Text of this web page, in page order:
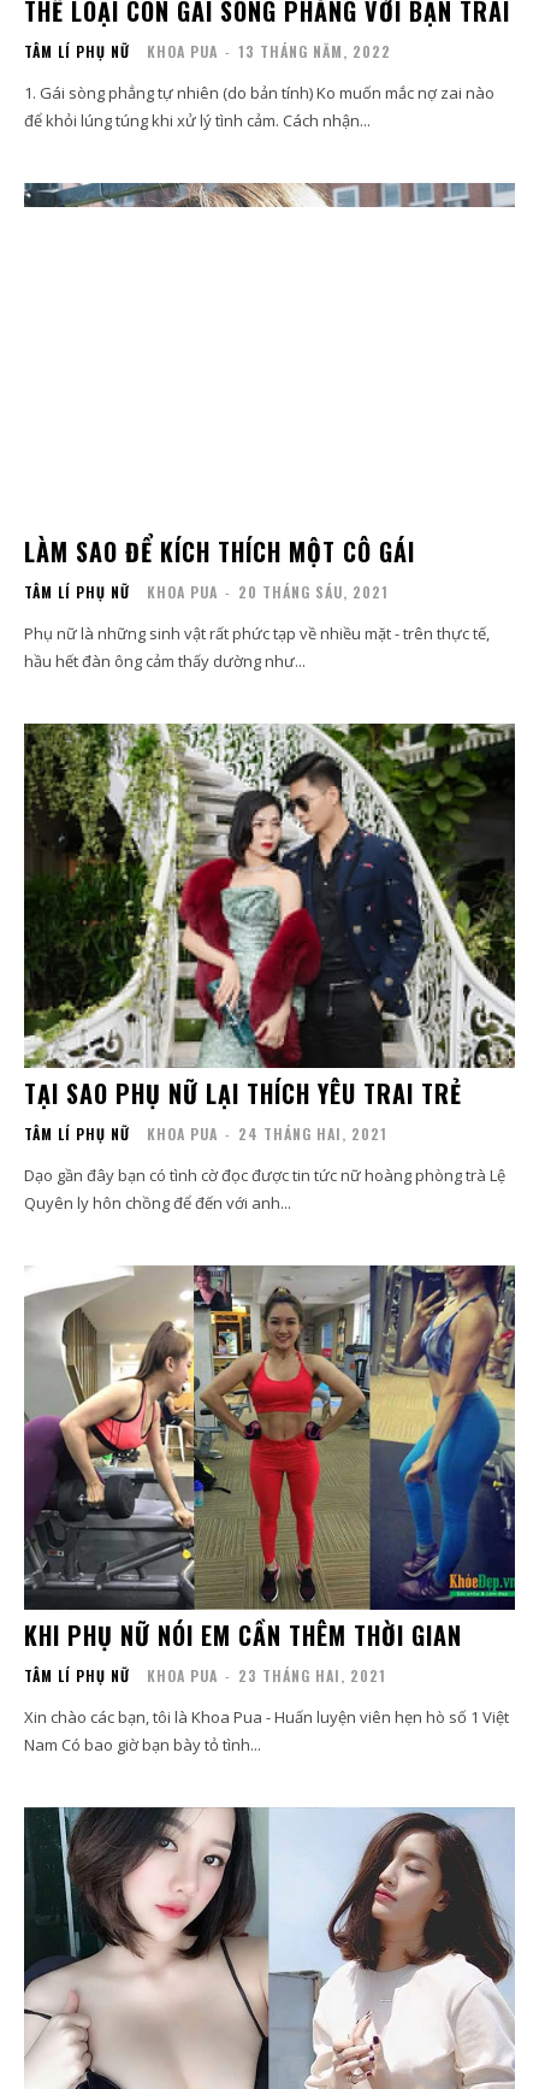
THỂ LOẠI CON GÁI SÒNG PHẲNG VỚI BẠN TRAI
TÂM LÍ PHỤ NỮ KHOA PUA - 13 THÁNG NĂM, 2022
1. Gái sòng phẳng tự nhiên (do bản tính) Ko muốn mắc nợ zai nào
để khỏi lúng túng khi xử lý tình cảm. Cách nhận...
LÀM SAO ĐỂ KÍCH THÍCH MỘT CÔ GÁI
TÂM LÍ PHỤ NỮ KHOA PUA - 20 THÁNG SÁU, 2021
Phụ nữ là những sinh vật rất phức tạp về nhiều mặt - trên thực tế,
hầu hết đàn ông cảm thấy dường như...
TẠI SAO PHỤ NỮ LẠI THÍCH YÊU TRAI TRẺ
TÂM LÍ PHỤ NỮ KHOA PUA - 24 THÁNG HAI, 2021
Dạo gần đây bạn có tình cờ đọc được tin tức nữ hoàng phòng trà Lệ
Quyên ly hôn chồng để đến với anh...
KHI PHỤ NỮ NÓI EM CẦN THÊM THỜI GIAN
TÂM LÍ PHỤ NỮ KHOA PUA - 23 THÁNG HAI, 2021
Xin chào các bạn, tôi là Khoa Pua - Huấn luyện viên hẹn hò số 1 Việt
Nam Có bao giờ bạn bày tỏ tình...